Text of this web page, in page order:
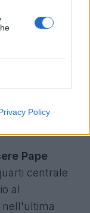
Policy
isolare in
su
A.
a partita
su quella
Pape
centrale
al
nell'ultima